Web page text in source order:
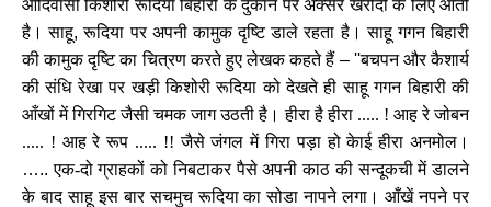
आदिवासी किशोरी रूदिया बिहारी के दुकान पर अक्‍सर खरीदी के लिए आती
है। साहू,रूदिया पर अपनी कामुक दृष्टि डाले रहता है। साहू गगन बिहारी
की कामुक दृष्टि का चित्रण करते हुए लेखक कहते हैं – ''बचपन और कैशार्य
की संधि रेखा पर खड़ी किशोरी रूदिया को देखते ही साहू गगन बिहारी की
आँखों में गिरगिट जैसी चमक जाग उठती है। हीरा है हीरा ..... ! आह रे जोबन
..... ! आह रे रूप ..... !! जैसे जंगल में गिरा पड़ा हो केाई हीरा अनमोल।
…..एक-दो ग्राहकों को निबटाकर पैसे अपनी काठ की सन्‍दूकची में डालने
के बाद साहू इस बार सचमुच रूदिया का सोडा नापने लगा। आँखें नपने पर